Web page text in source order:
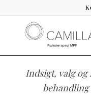
Indsigt, valg